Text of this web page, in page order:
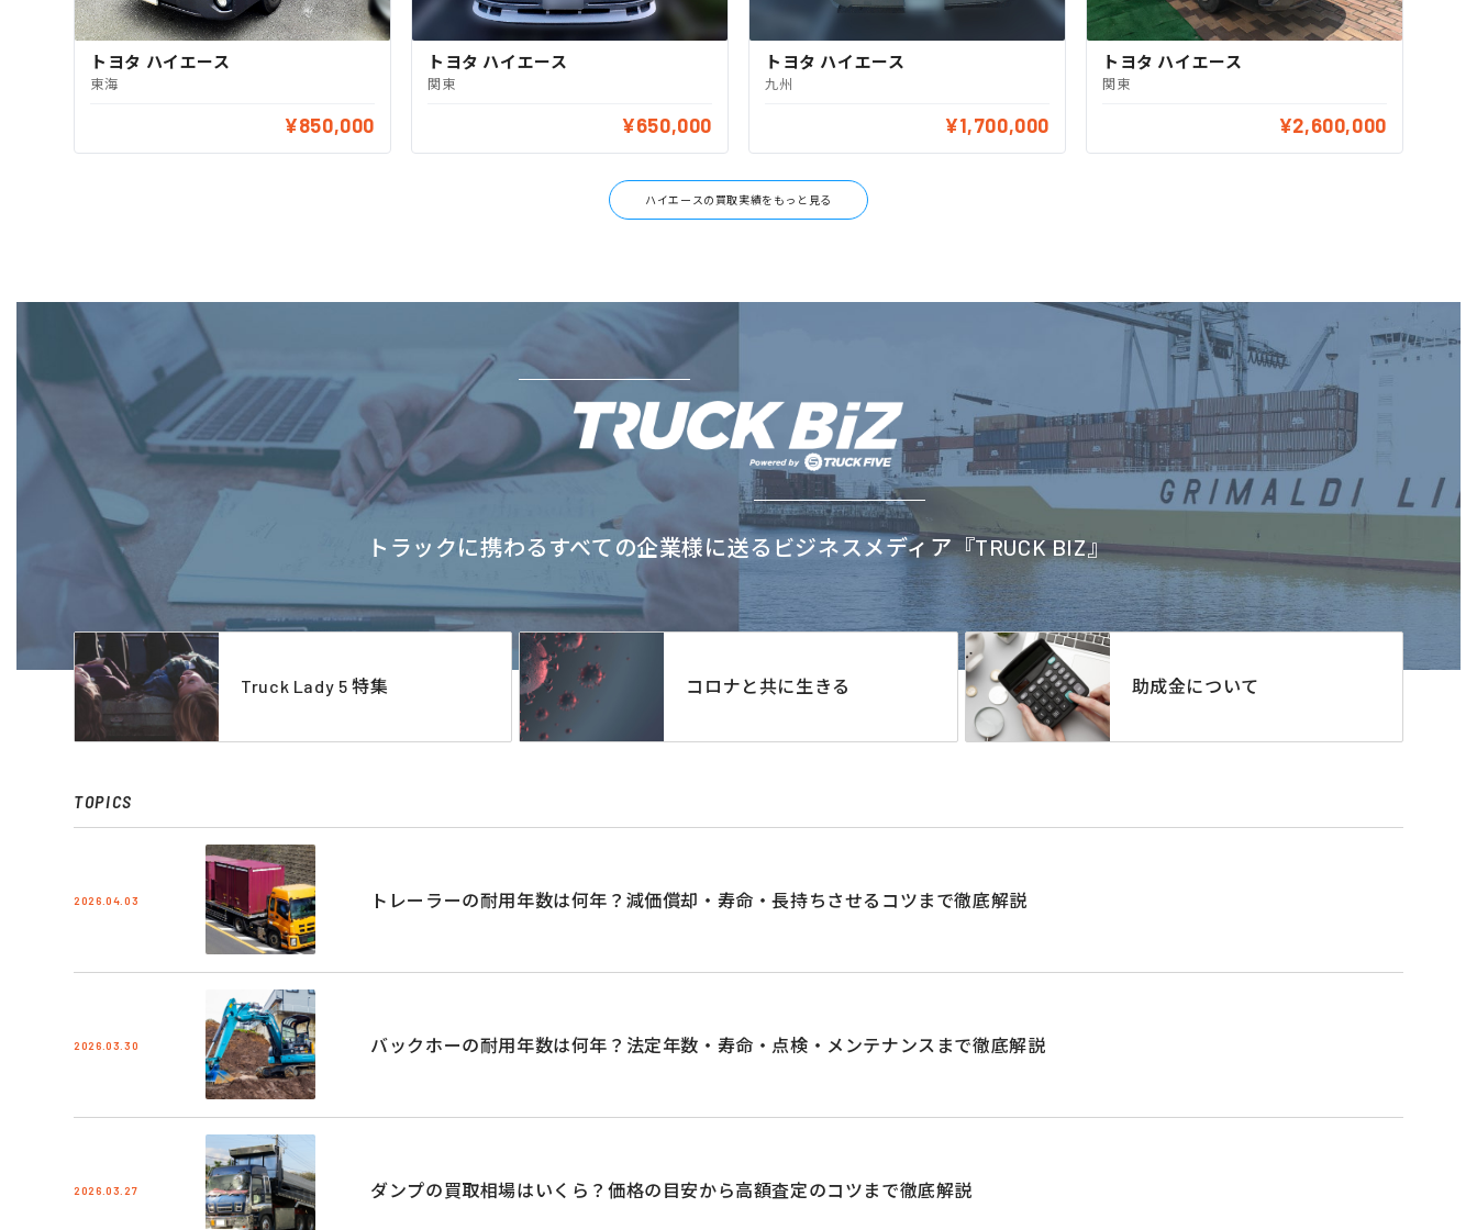
トヨタ ハイエース
東海
¥850,000
トヨタ ハイエース
関東
¥650,000
トヨタ ハイエース
九州
¥1,700,000
トヨタ ハイエース
関東
¥2,600,000
ハイエースの買取実績をもっと見る
トラックに携わるすべての企業様に送るビジネスメディア『TRUCK BIZ』
Truck Lady 5 特集 コロナと共に生きる 助成金について
TOPICS
2026.04.03 トレーラーの耐用年数は何年？減価償却・寿命・長持ちさせるコツまで徹底解説
2026.03.30 バックホーの耐用年数は何年？法定年数・寿命・点検・メンテナンスまで徹底解説
2026.03.27 ダンプの買取相場はいくら？価格の目安から高額査定のコツまで徹底解説